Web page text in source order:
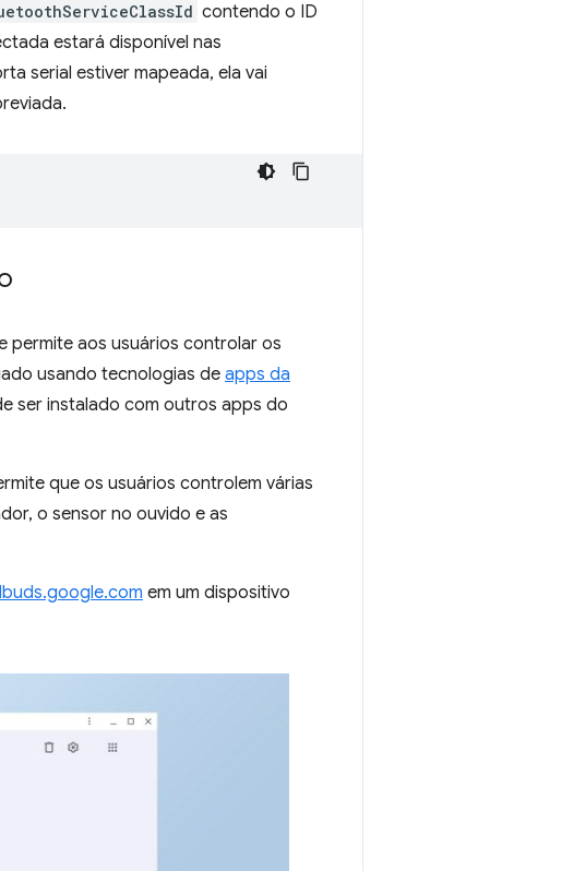
contendo o ID
estará disponível nas
serial estiver mapeada, ela vai
permite aos usuários controlar os
usando tecnologias de apps da
ser instalado com outros apps do
que os usuários controlem várias
o sensor no ouvido e as
em um dispositivo